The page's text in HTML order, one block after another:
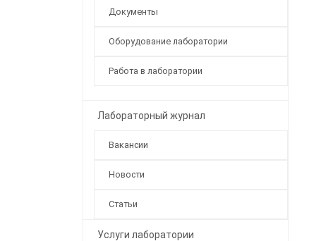
Документы
Оборудование лаборатории
Работа в лаборатории
Лабораторный журнал
Вакансии
Новости
Статьи
Услуги лаборатории